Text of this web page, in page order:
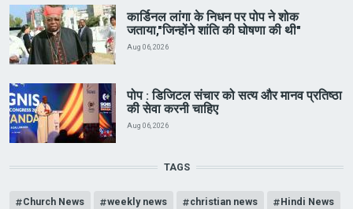
कार्डिनल लांगा के निधन पर पोप ने शोक
जताया,"जिन्होंने शांति की घोषणा की थी"
Aug 06, 2026
पोप : डिजिटल संचार को सत्य और मानव प्रतिष्ठा
की सेवा करनी चाहिए
Aug 06, 2026
TAGS
Church News weekly news christian news Hindi News